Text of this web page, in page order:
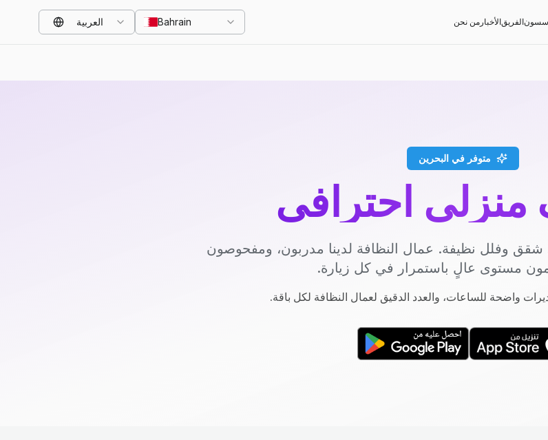
الفريقالأخبار من نحن Bahrain العربية
متوفر في البحرين
احترافي
وفلل نظيفة. عمال النظافة لدينا مدربون، ومفحوصون
مستوى عالٍ باستمرار في كل زيارة.
واضحة للساعات، والعدد الدقيق لعمال النظافة لكل باقة.